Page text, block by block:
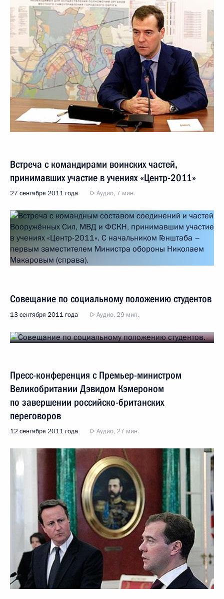
Встреча с командирами воинских частей,
принимавших участие в учениях «Центр-2011»
27 сентября 2011 года Аудио, 7 мин.
Совещание по социальному положению студентов
13 сентября 2011 года Аудио, 29 мин.
Пресс-конференция с Премьер-министром
Великобритании Дэвидом Кэмероном
по завершении российско-британских
переговоров
12 сентября 2011 года Аудио, 27 мин.